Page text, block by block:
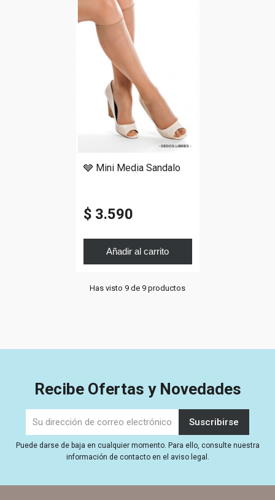
🩶 Mini Media Sandalo
$ 3.590
Añadir al carrito
Has visto 9 de 9 productos
Recibe Ofertas y Novedades
Puede darse de baja en cualquier momento. Para ello, consulte nuestra
información de contacto en el aviso legal.